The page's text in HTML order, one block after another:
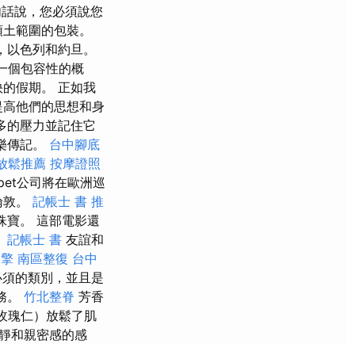
說，您必須說您
範圍的包裝。
色列和約旦。
個包容性的概
假期。 正如我
他們的思想和身
的壓力並記住它
傳記。 台中腳底
鬆推薦 按摩證照
公司將在歐洲巡
。 記帳士 書 推
寶。 這部電影還
記帳士 書 友誼和
南區整復 台中
的類別，並且是
。 竹北整脊 芳香
瑰仁）放鬆了肌
和親密感的感